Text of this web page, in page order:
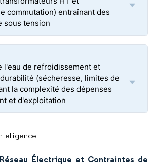
commutation) entraînant des
sous tension
l'eau de refroidissement et
(sécheresse, limites de
la complexité des dépenses
et d'exploitation
Électrique et Contraintes de